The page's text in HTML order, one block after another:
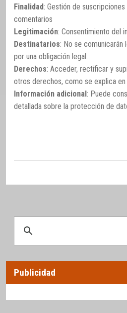
Finalidad: Gestión de
comentarios
Legitimación: Consentimiento del
Destinatarios: No se comunicarán
por una obligación legal.
Derechos: Acceder, rectificar y
otros derechos, como se explica en
Información adicional : Puede
detallada sobre la protección de
Publicidad